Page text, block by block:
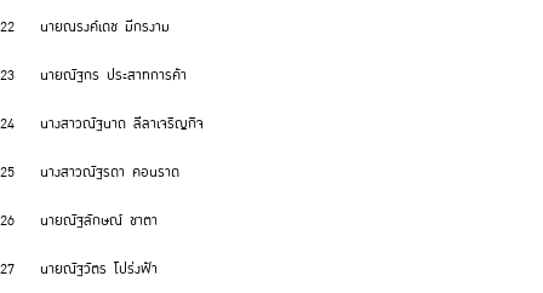
22 นายณรงค์เดช มีกรงาม
23 นายณัฐกร ประสาทการค้า
24 นางสาวณัฐนาถ ลีลาเจริญกิจ
25 นางสาวณัฐรดา คอนราด
26 นายณัฐลักษณ์ ชาตา
27 นายณัฐวัตร โปร่งฟ้า